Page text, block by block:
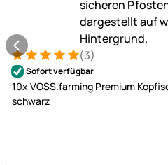
Bewertung: 5 von 5 (3
3 Bewertungen
(3)
Sofort verfügbar
10x VOSS.farming Premium
schwarz